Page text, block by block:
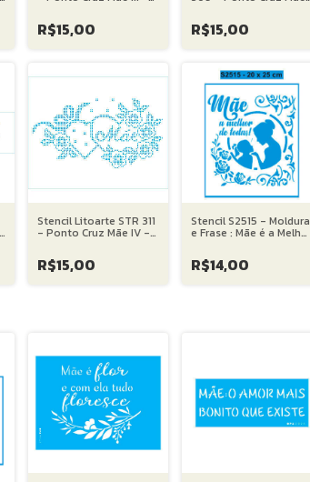
R$15,00 R$15,00
Stencil Litoarte STR 311
- Ponto Cruz Mãe IV -
R$15,00
Stencil S2515 - Moldura
e Frase : Mãe é a Melhor
R$14,00